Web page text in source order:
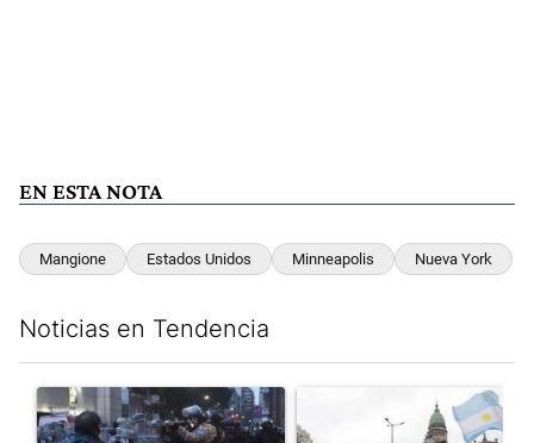
EN ESTA NOTA
Mangione Estados Unidos Minneapolis Nueva York
Noticias en Tendencia
Un artículo de tendencia con el título "La tensión frente al
Un artículo de tendencia